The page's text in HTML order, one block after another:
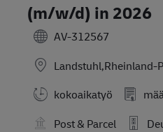
(m/w/d) in 2026
AV-312567
Landstuhl,Rheinland-
kokoaikatyö
Post & Parcel